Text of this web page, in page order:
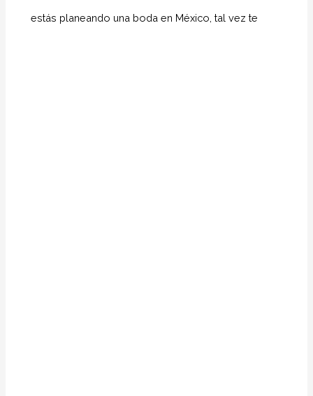
estás planeando una boda en México, tal vez te